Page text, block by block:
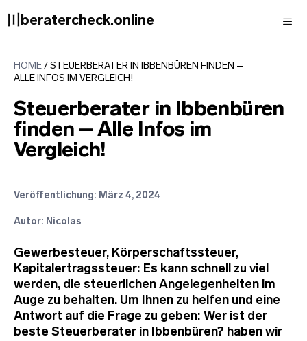
Inhalt〣beratercheck.online
HOME / STEUERBERATER IN IBBENBÜREN FINDEN –
ALLE INFOS IM VERGLEICH!
Steuerberater in Ibbenbüren
finden – Alle Infos im
Vergleich!
Veröffentlichung: März 4, 2024
Autor: Nicolas
Gewerbesteuer, Körperschaftssteuer,
Kapitalertragssteuer: Es kann schnell zu viel
werden, die steuerlichen Angelegenheiten im
Auge zu behalten. Um Ihnen zu helfen und eine
Antwort auf die Frage zu geben: Wer ist der
beste Steuerberater in Ibbenbüren? haben wir